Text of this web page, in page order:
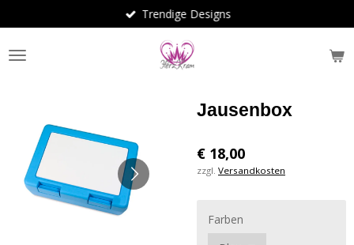
Hauptinhalt
springen
Trendige Designs
Jausenbox
€ 18,00
zzgl. Versandkosten
Farben